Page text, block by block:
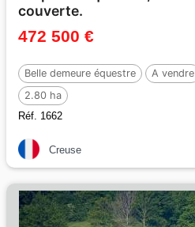
couverte.
472 500 €
Belle demeure équestre A vendre
2.80 ha
Réf. 1662
Creuse